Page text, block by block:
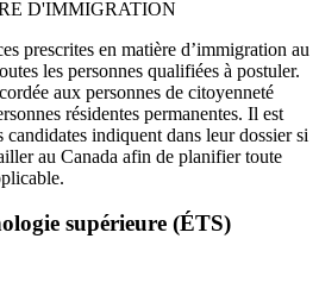
D'IMMIGRATION
prescrites en matière d’immigration au
les personnes qualifiées à postuler.
aux personnes de citoyenneté
résidentes permanentes. Il est
candidates indiquent dans leur dossier si
au Canada afin de planifier toute
supérieure (ÉTS)